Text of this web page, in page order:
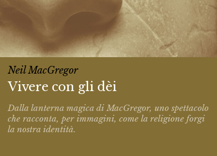
Neil MacGregor
Vivere con gli dèi
Dalla lanterna magica di MacGregor, uno spettacolo
che racconta, per immagini, come la religione forgi
la nostra identità.